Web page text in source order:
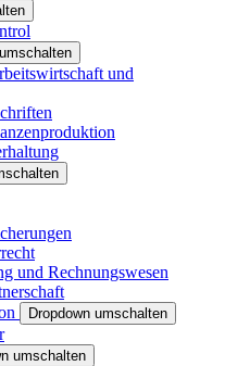
und
und Rechnungswesen
Dropdown umschalten
umschalten